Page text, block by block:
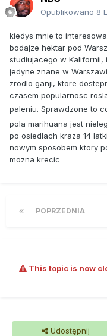
Opublikowano 8
kiedys mnie to
bodajze hektar pod
studiujacego w Kalifornii,
jedyne znane w
zrodlo ganji, ktore
czasem popularnosc
paleniu. Sprawdzone to
pola marihuana jest
po osiedlach kraza 14
nowym sposobem ktory
mozna krecic
POPRZEDNIA
This topic is now
Udostępnij